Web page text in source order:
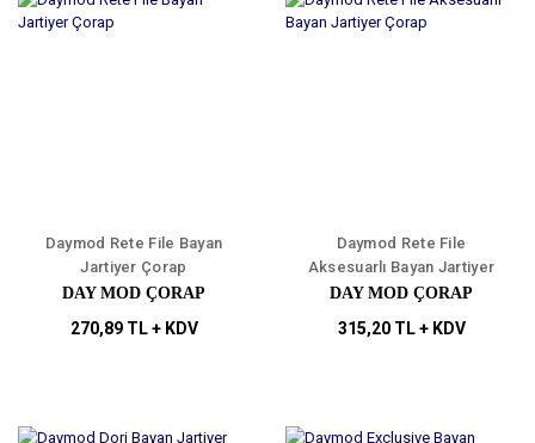
Daymod Rete File Bayan
Jartiyer Çorap
DAY MOD ÇORAP
270,89 TL + KDV
Daymod Rete File
Aksesuarlı Bayan Jartiyer
Çorap
DAY MOD ÇORAP
315,20 TL + KDV